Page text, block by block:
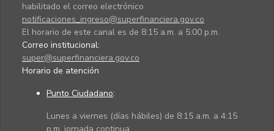
habilitado el correo electrónico
notificaciones_ingreso@superfinanciera.gov.co
El horario de este canal es de 8:15 a.m. a 5:00 p.m.
Correo institucional:
super@superfinanciera.gov.co
Horario de atención
Punto Ciudadano:
Lunes a viernes (días hábiles) de 8:15 a.m. a 4:15